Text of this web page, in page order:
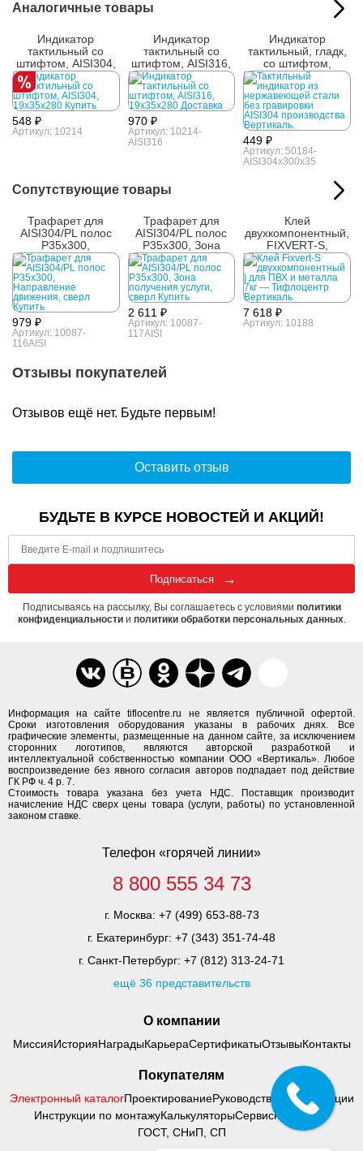
Кол-во изделий в
1 шт.
Аналогичные товары
Индикатор
тактильный со
штифтом, AISI304,
19х35х280
548 ₽
Артикул: 10214
Индикатор
тактильный со
штифтом, AISI316,
19х35х280
970 ₽
Артикул: 10214-
AISI316
Индикатор
тактильный, гладк,
со штифтом,
AISI304, 19х35х300
449 ₽
Артикул: 50184-
AISI304x300x35
Сопутствующие товары
Трафарет для
AISI304/PL полос
Р35x300,
Направление
движения, сверл
979 ₽
Артикул: 10087-
116AISI
Трафарет для
AISI304/PL полос
Р35x300, Зона
получения услуги,
сверл
2 611 ₽
Артикул: 10087-
117AISI
Клей
двухкомпонентный,
FIXVERT-S,
универсальный, 7
кг
7 618 ₽
Артикул: 10188
Отзывы покупателей
Отзывов ещё нет. Будьте первым!
Оставить отзыв
О компании
МиссияИсторияНаградыКарьераСертификатыОтзывыКонтакты
Информация на сайте tiflocentre.ru не является публичной офертой.
Сроки изготовления оборудования указаны в рабочих днях. Все
графические элементы, размещенные на данном сайте, за исключением
сторонних логотипов, являются авторской разработкой и
интеллектуальной собственностью компании ООО «Вертикаль». Любое
воспроизведение без явного согласия авторов подпадает под действие
ГК РФ ч. 4 р. 7.
Стоимость товара указана без учета НДС. Поставщик производит
начисление НДС сверх цены товара (услуги, работы) по установленной
законом ставке.
Покупателям
Электронный каталогПроектированиеРуководства по адаптации
Инструкции по монтажуКалькуляторыСервисный центр
ГОСТ, СНиП, СП
Телефон «горячей линии»
8 800 555 34 73
г. Москва: +7 (499) 653-88-73
г. Екатеринбург: +7 (343) 351-74-48
г. Санкт-Петербург: +7 (812) 313-24-71
ещё 36 представительств
БУДЬТЕ В КУРСЕ НОВОСТЕЙ И АКЦИЙ!
Подписаться
Подписываясь на рассылку, Вы соглашаетесь с условиями политики
конфиденциальностии политики обработки персональных данных.